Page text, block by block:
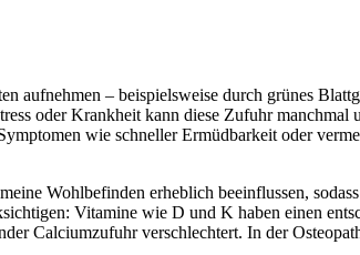
– beispielsweise durch grünes
oder Krankheit kann diese Zufuhr
wie schneller Ermüdbarkeit oder
Wohlbefinden erheblich beeinflussen,
Vitamine wie D und K haben einen
Calciumzufuhr verschlechtert. In der